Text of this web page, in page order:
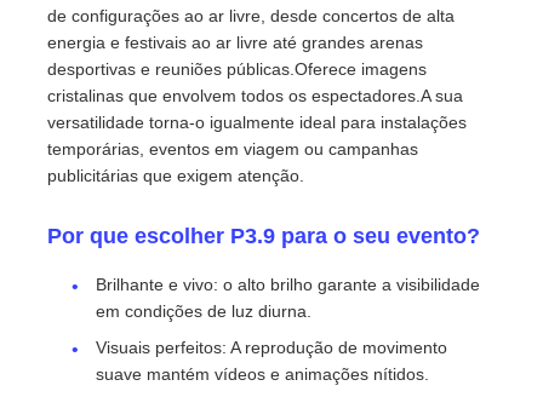
de configurações ao ar livre, desde concertos de alta
energia e festivais ao ar livre até grandes arenas
desportivas e reuniões públicas.Oferece imagens
cristalinas que envolvem todos os espectadores.A sua
versatilidade torna-o igualmente ideal para instalações
temporárias, eventos em viagem ou campanhas
publicitárias que exigem atenção.
Por que escolher P3.9 para o seu evento?
Brilhante e vivo: o alto brilho garante a visibilidade
em condições de luz diurna.
Visuais perfeitos: A reprodução de movimento
suave mantém vídeos e animações nítidos.